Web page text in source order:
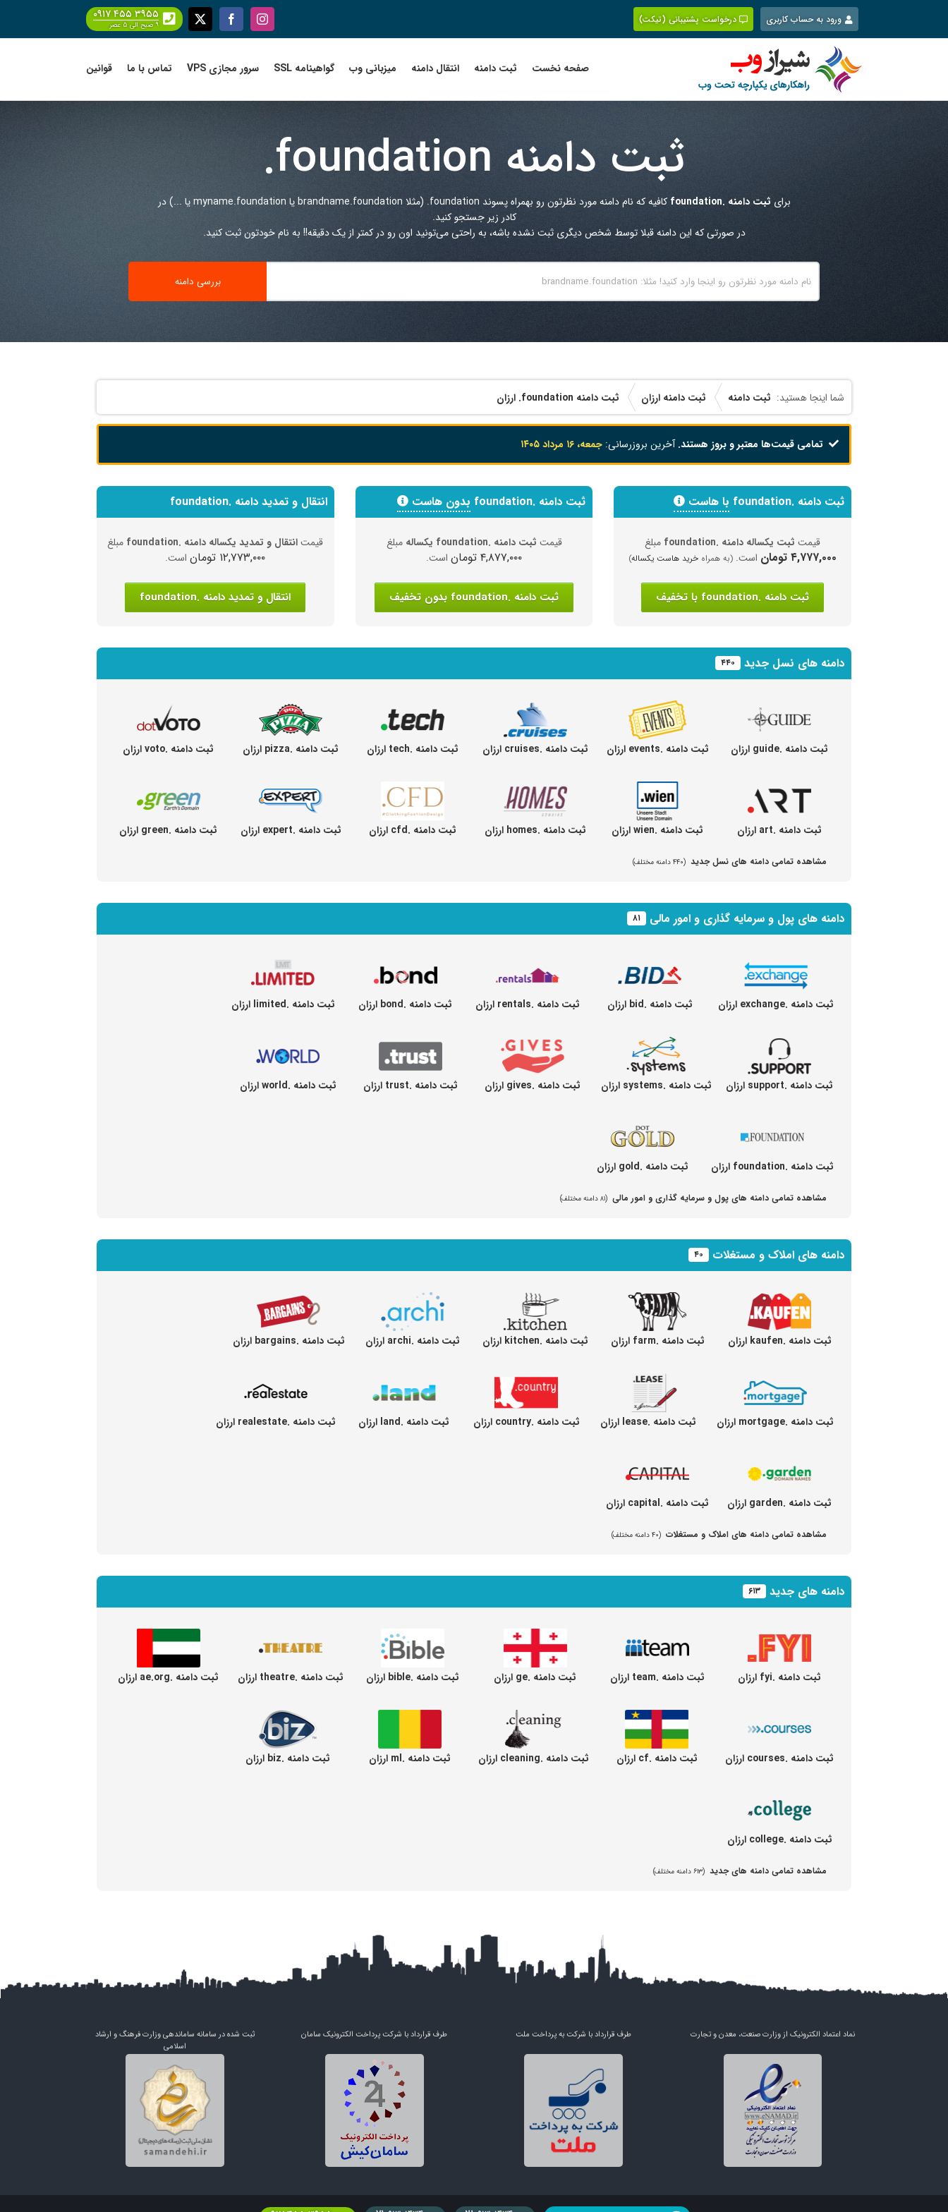
content
ورود به حساب کاربری درخواست پشتیبانی (تیکت) Instagram
Facebook
X ۰۹۱۷ ۴۵۵ ۳۹۵۵
۹ صبح الی ۵ عصر
صفحه نخست ثبت دامنه انتقال دامنه میزبانی وب گواهینامه SSL سرور مجازی VPS تماس با ما قوانین
ثبت دامنه .foundation
برای ثبت دامنه .foundation کافیه که نام دامنه مورد نظرتون رو بهمراه پسوند .foundation
(مثلا brandname.foundation یا myname.foundation یا ...) در
کادر زیر جستجو کنید.
در صورتی که این دامنه قبلا توسط شخص دیگری ثبت نشده باشه، به راحتی می‌تونید اون رو در کمتر از یک دقیقه!! به نام خودتون ثبت کنید.
ثبت دامنه ثبت دامنه ارزان ثبت دامنه .foundation ارزان
تمامی قیمت‌ها معتبر و بروز هستند.آخرین بروزرسانی: جمعه، ۱۶ مرداد ۱۴۰۵
ثبت دامنه .foundation با هاست
قیمت ثبت یکساله دامنه .foundation مبلغ
۴,۷۷۷,۰۰۰ تومان است. (به همراه خرید هاست یکساله)
ثبت دامنه .foundation با تخفیف
ثبت دامنه .foundation بدون هاست
قیمت ثبت دامنه .foundation یکساله مبلغ
۴,۸۷۷,۰۰۰ تومان است.
ثبت دامنه .foundation بدون تخفیف
انتقال و تمدید دامنه .foundation
قیمتانتقال و تمدید یکساله دامنه .foundation مبلغ
۱۲,۷۷۳,۰۰۰ تومان است.
انتقال و تمدید دامنه .foundation
دامنه های نسل جدید ۴۴۰
ثبت دامنه .guide ارزان ثبت دامنه .events ارزان ثبت دامنه .cruises ارزان ثبت دامنه .tech ارزان ثبت دامنه .pizza ارزان ثبت دامنه .voto ارزان
ثبت دامنه .art ارزان ثبت دامنه .wien ارزان ثبت دامنه .homes ارزان ثبت دامنه .cfd ارزان ثبت دامنه .expert ارزان ثبت دامنه .green ارزان
مشاهده تمامی دامنه های نسل جدید (۴۴۰ دامنه مختلف)
دامنه های پول و سرمایه گذاری و امور مالی ۸۱
ثبت دامنه .exchange ارزان ثبت دامنه .bid ارزان ثبت دامنه .rentals ارزان ثبت دامنه .bond ارزان ثبت دامنه .limited ارزان
ثبت دامنه .support ارزان ثبت دامنه .systems ارزان ثبت دامنه .gives ارزان ثبت دامنه .trust ارزان ثبت دامنه .world ارزان
ثبت دامنه .foundation ارزان ثبت دامنه .gold ارزان
مشاهده تمامی دامنه های پول و سرمایه گذاری و امور مالی (۸۱ دامنه مختلف)
دامنه های املاک و مستغلات ۴۰
ثبت دامنه .kaufen ارزان ثبت دامنه .farm ارزان ثبت دامنه .kitchen ارزان ثبت دامنه .archi ارزان ثبت دامنه .bargains ارزان
ثبت دامنه .mortgage ارزان ثبت دامنه .lease ارزان ثبت دامنه .country ارزان ثبت دامنه .land ارزان ثبت دامنه .realestate ارزان
ثبت دامنه .garden ارزان ثبت دامنه .capital ارزان
مشاهده تمامی دامنه های املاک و مستغلات (۴۰ دامنه مختلف)
دامنه های جدید ۶۱۳
ثبت دامنه .fyi ارزان ثبت دامنه .team ارزان ثبت دامنه .ge ارزان ثبت دامنه .bible ارزان ثبت دامنه .theatre ارزان ثبت دامنه .ae.org ارزان
ثبت دامنه .courses ارزان ثبت دامنه .cf ارزان ثبت دامنه .cleaning ارزان ثبت دامنه .ml ارزان ثبت دامنه .biz ارزان
ثبت دامنه .college ارزان
مشاهده تمامی دامنه های جدید (۶۱۳ دامنه مختلف)
نماد اعتماد الکترونیک از وزارت صنعت، معدن و تجارت طرف قرارداد با شرکت به پرداخت ملت طرف قرارداد با شرکت پرداخت الکترونیک سامان
ثبت شده در سامانه ساماندهی وزارت فرهنگ و ارشاد
اسلامی